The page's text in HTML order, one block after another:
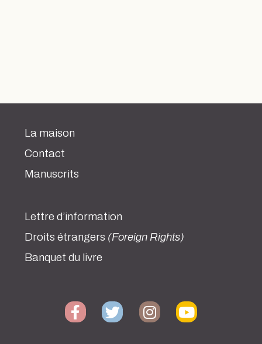
La maison
Contact
Manuscrits
Lettre d’information
Droits étrangers (Foreign Rights)
Banquet du livre